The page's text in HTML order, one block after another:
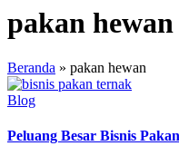
pakan hewan
Beranda » pakan hewan
Posted
Blog
Peluang Besar Bisnis